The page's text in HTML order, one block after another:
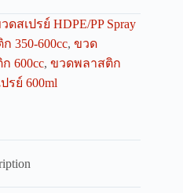
ดสเปรย์ HDPE/PP Spray
350-600cc, ขวด
600cc, ขวดพลาสติก
รย์ 600ml